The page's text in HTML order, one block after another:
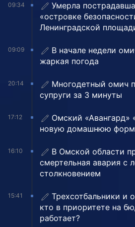
09:34
Умерла
«островке
Ленинградской
09:09
В начале недели
жаркая погода
20:14
Многодетный омич
супруги за 3 минуты
17:12
Омский «Авангард»
новую домашнюю
16:10
В Омской области
смертельная авария с
столкновением
15:41
Трехсотбальники и
кто в приоритете на
работает?